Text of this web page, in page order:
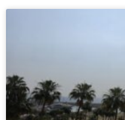
מידע ומידע